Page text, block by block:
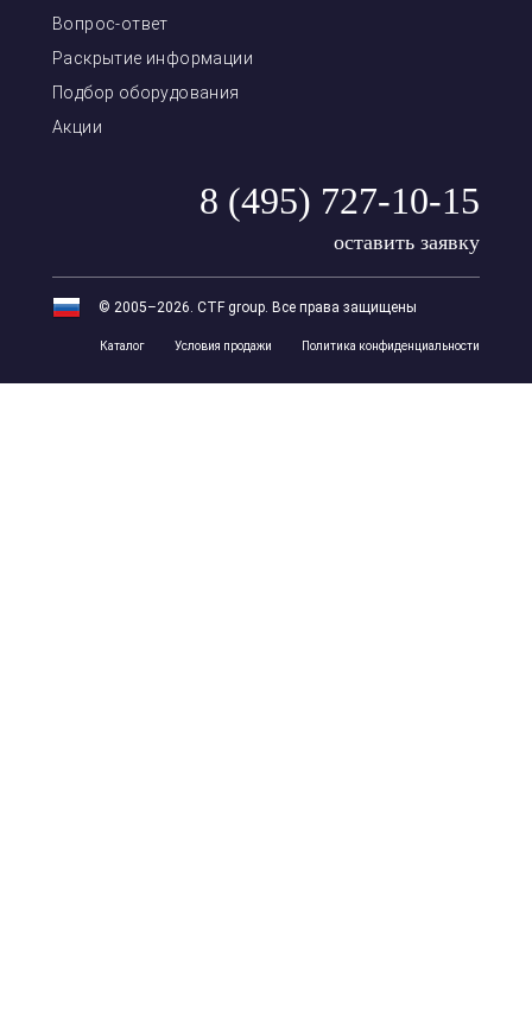
Вопрос-ответ
Раскрытие информации
Подбор оборудования
Акции
8 (495) 727-10-15
оставить заявку
© 2005–2026. CTF group. Все права защищены
Каталог Условия продажи Политика конфиденциальности